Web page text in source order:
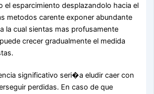
el esparcimiento desplazandolo hacia el
metodos carente exponer abundante
la cual sientas mas profusamente
crecer gradualmente el medida
significativo seri�a eludir caer con
perdidas. En caso de que